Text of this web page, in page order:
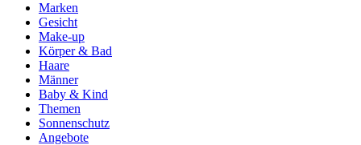
Marken
Gesicht
Make-up
Körper & Bad
Haare
Männer
Baby & Kind
Themen
Sonnenschutz
Angebote